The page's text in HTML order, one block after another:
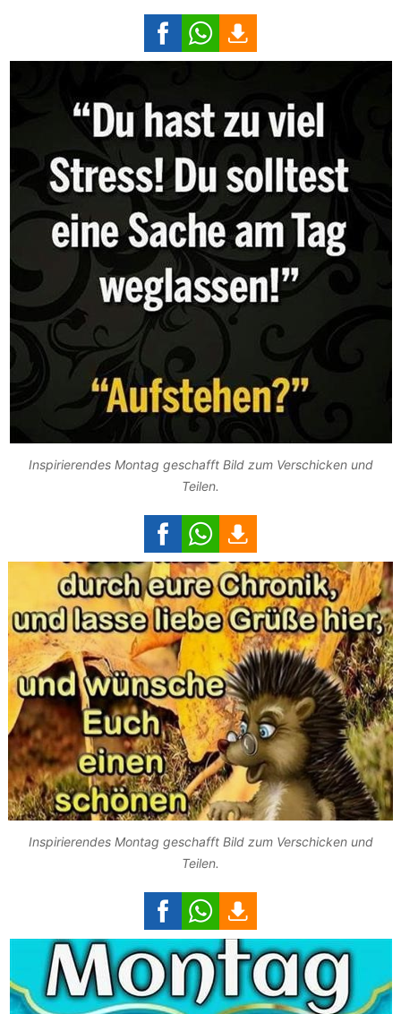
Inspirierendes Montag geschafft Bild zum Verschicken und
Teilen.
Inspirierendes Montag geschafft Bild zum Verschicken und
Teilen.